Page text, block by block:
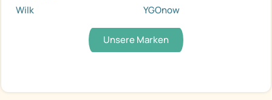
Wilk
YGOnow
Unsere Marken